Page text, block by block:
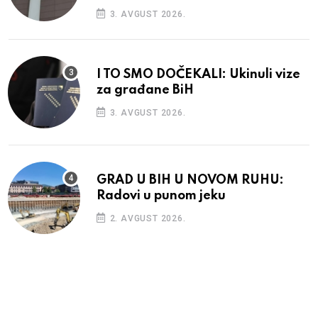
3. AVGUST 2026.
I TO SMO DOČEKALI: Ukinuli vize
za građane BiH
3. AVGUST 2026.
GRAD U BIH U NOVOM RUHU:
Radovi u punom jeku
2. AVGUST 2026.